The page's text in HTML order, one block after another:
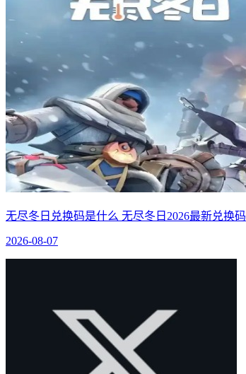
无尽冬日兑换码是什么 无尽冬日2026最新兑换码
2026-08-07